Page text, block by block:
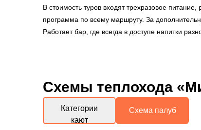
В стоимость туров входят трехразовое
программа по всему маршруту. За
Работает бар, где всегда в доступе напитки
Схемы теплохода
Категории
кают
Схема палуб